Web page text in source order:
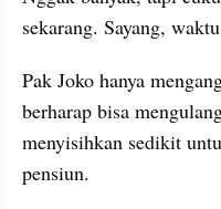
sekarang. Sayang,
Pak Joko hanya
berharap bisa
menyisihkan sedikit
pensiun.